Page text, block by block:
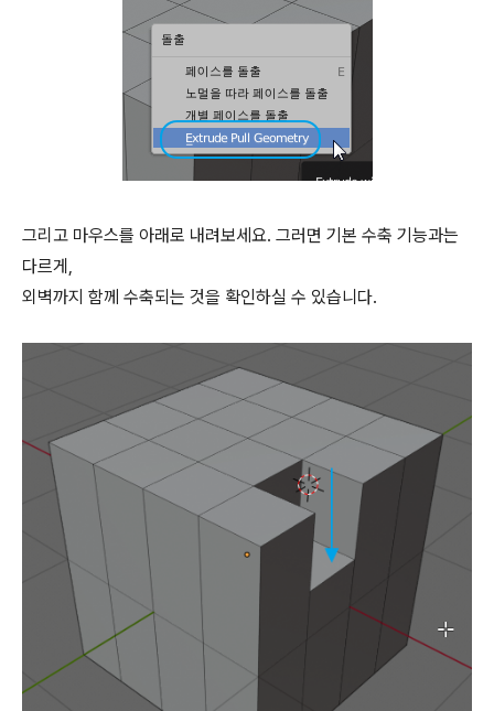
그리고 마우스를 아래로 내려보세요. 그러면 기본 수축 기능과는
다르게,
외벽까지 함께 수축되는 것을 확인하실 수 있습니다.